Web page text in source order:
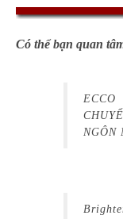
Có thể bạn quan
NGÔN